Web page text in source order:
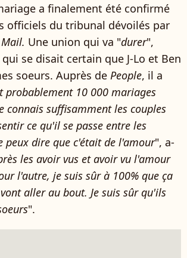
a finalement été confirmé
officiels du tribunal dévoilés par
Une union qui va "durer",
se disait certain que J-Lo et Ben
soeurs. Auprès de People, il a
probablement 10 000 mariages
connais suffisamment les couples
ce qu'il se passe entre les
peux dire que c'était de l'amour", a-
les avoir vus et avoir vu l'amour
l'autre, je suis sûr à 100% que ça
aller au bout. Je suis sûr qu'ils
".